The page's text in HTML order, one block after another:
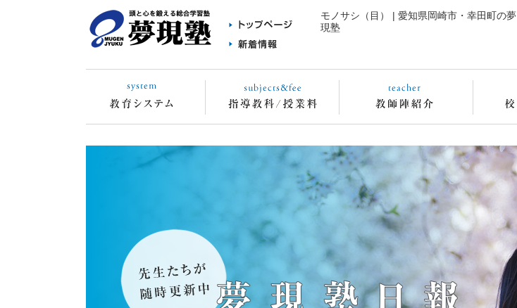
モノサシ（目） | 愛知県岡崎市・幸田町の夢
現塾